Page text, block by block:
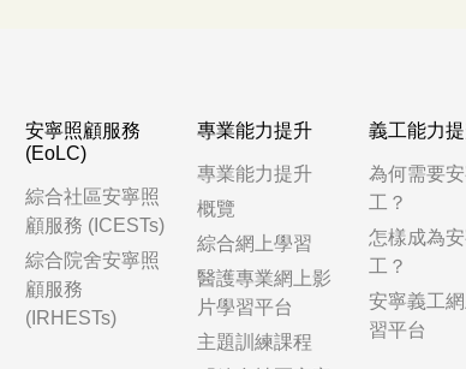
安寧照顧服務
(EoLC)
綜合社區安寧照
顧服務 (ICESTs)
綜合院舍安寧照
顧服務
(IRHESTs)
專業能力提升
專業能力提升
概覽
綜合網上學習
醫護專業網上影
片學習平台
主題訓練課程
義工能力
為何需要
工？
怎樣成為
工？
安寧義工
習平台